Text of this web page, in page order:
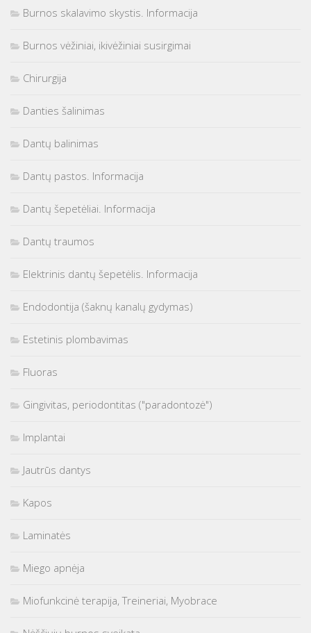
Burnos skalavimo skystis. Informacija
Burnos vėžiniai, ikivėžiniai susirgimai
Chirurgija
Danties šalinimas
Dantų balinimas
Dantų pastos. Informacija
Dantų šepetėliai. Informacija
Dantų traumos
Elektrinis dantų šepetėlis. Informacija
Endodontija (šaknų kanalų gydymas)
Estetinis plombavimas
Fluoras
Gingivitas, periodontitas ("paradontozė")
Implantai
Jautrūs dantys
Kapos
Laminatės
Miego apnėja
Miofunkcinė terapija, Treineriai, Myobrace